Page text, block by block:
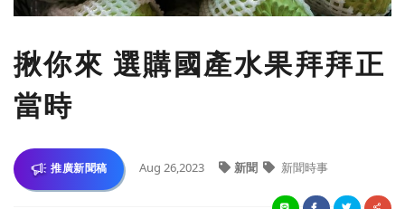
揪你來 選購國產水果拜拜正
當時
推廣新聞稿 Aug 26,2023 新聞 新聞時事